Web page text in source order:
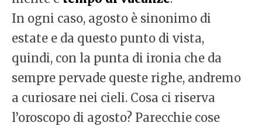
In ogni caso, agosto è sinonimo di
estate e da questo punto di vista,
quindi, con la punta di ironia che da
sempre pervade queste righe, andremo
a curiosare nei cieli. Cosa ci riserva
l’oroscopo di agosto? Parecchie cose